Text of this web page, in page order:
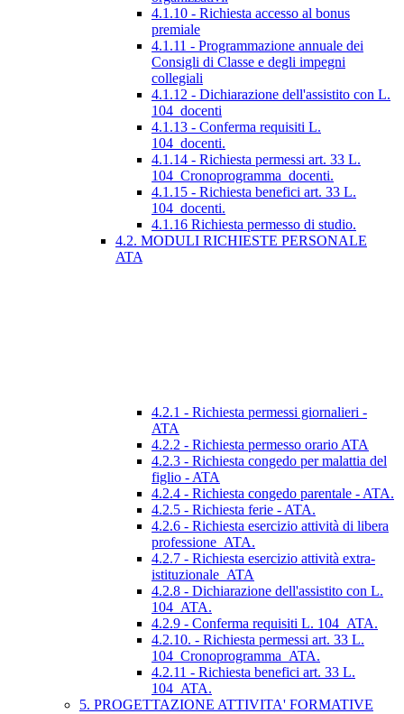
4.1.10 - Richiesta accesso al bonus
premiale
4.1.11 - Programmazione annuale dei
Consigli di Classe e degli impegni
collegiali
4.1.12 - Dichiarazione dell'assistito con L.
104_docenti
4.1.13 - Conferma requisiti L.
104_docenti.
4.1.14 - Richiesta permessi art. 33 L.
104_Cronoprogramma_docenti.
4.1.15 - Richiesta benefici art. 33 L.
104_docenti.
4.1.16 Richiesta permesso di studio.
4.2. MODULI RICHIESTE PERSONALE
ATA
4.2.1 - Richiesta permessi giornalieri -
ATA
4.2.2 - Richiesta permesso orario ATA
4.2.3 - Richiesta congedo per malattia del
figlio - ATA
4.2.4 - Richiesta congedo parentale - ATA.
4.2.5 - Richiesta ferie - ATA.
4.2.6 - Richiesta esercizio attività di libera
professione_ATA.
4.2.7 - Richiesta esercizio attività extra-
istituzionale_ATA
4.2.8 - Dichiarazione dell'assistito con L.
104_ATA.
4.2.9 - Conferma requisiti L. 104_ATA.
4.2.10. - Richiesta permessi art. 33 L.
104_Cronoprogramma_ATA.
4.2.11 - Richiesta benefici art. 33 L.
104_ATA.
5. PROGETTAZIONE ATTIVITA' FORMATIVE